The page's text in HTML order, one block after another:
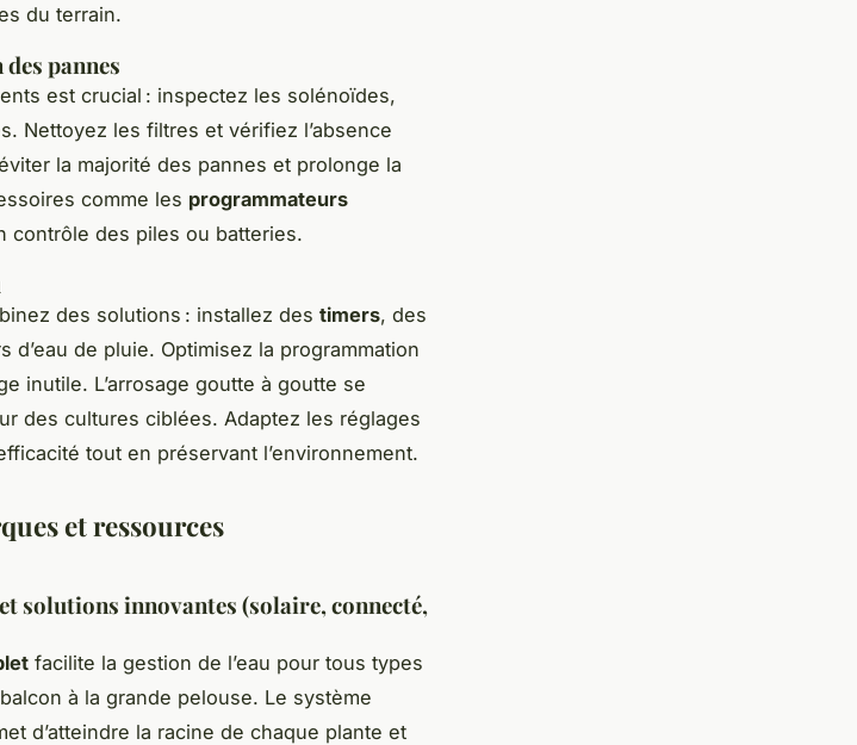
du terrain.
pannes
est crucial : inspectez les solénoïdes,
Nettoyez les filtres et vérifiez l’absence
la majorité des pannes et prolonge la
comme les programmateurs
contrôle des piles ou batteries.
des solutions : installez des timers, des
d’eau de pluie. Optimisez la programmation
inutile. L’arrosage goutte à goutte se
des cultures ciblées. Adaptez les réglages
tout en préservant l’environnement.
et ressources
solutions innovantes (solaire, connecté,
facilite la gestion de l’eau pour tous types
à la grande pelouse. Le système
d’atteindre la racine de chaque plante et